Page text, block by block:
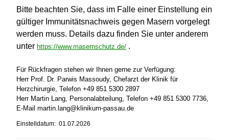
Bitte beachten Sie, dass im Falle einer Einstellung ein
gültiger Immunitätsnachweis gegen Masern vorgelegt
werden muss. Details dazu finden Sie unter anderem
unter https://www.masernschutz.de/ .
Für Rückfragen stehen wir Ihnen gerne zur Verfügung:
Herr Prof. Dr. Parwis Massoudy, Chefarzt der Klinik für
Herzchirurgie, Telefon +49 851 5300 2897
Herr Martin Lang, Personalabteilung, Telefon +49 851 5300 7736,
E-Mail martin.lang@klinikum-passau.de
Einstelldatum: 01.07.2026